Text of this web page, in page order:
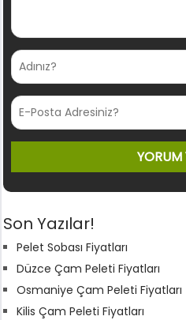
Son Yazılar!
Pelet Sobası Fiyatları
Düzce Çam Peleti Fiyatları
Osmaniye Çam Peleti Fiyatları
Kilis Çam Peleti Fiyatları